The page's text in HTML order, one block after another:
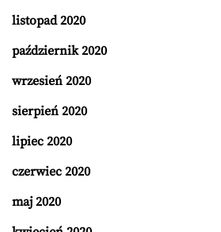
listopad 2020
październik 2020
wrzesień 2020
sierpień 2020
lipiec 2020
czerwiec 2020
maj 2020